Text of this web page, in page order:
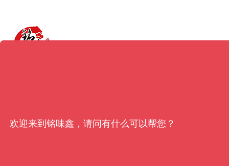
欢迎来到铭味鑫，请问有什么可以帮您？